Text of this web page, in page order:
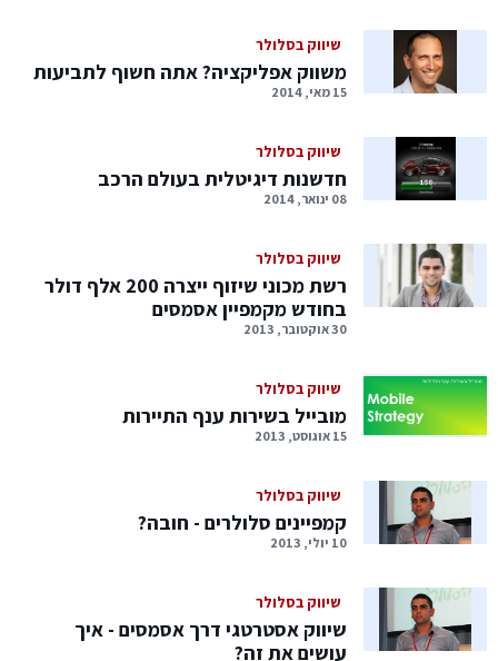
שיווק בסלולר
משווק אפליקציה? אתה חשוף לתביעות
15 מאי, 2014
שיווק בסלולר
חדשנות דיגיטלית בעולם הרכב
08 ינואר, 2014
שיווק בסלולר
רשת מכוני שיזוף ייצרה 200 אלף דולר
בחודש מקמפיין אסמסים
30 אוקטובר, 2013
שיווק בסלולר
מובייל בשירות ענף התיירות
15 אוגוסט, 2013
שיווק בסלולר
קמפיינים סלולרים - חובה?
10 יולי, 2013
שיווק בסלולר
שיווק אסטרטגי דרך אסמסים - איך
עושים את זה?